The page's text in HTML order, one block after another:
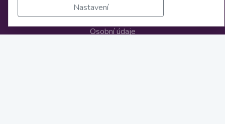
Obchodní podmínky
Osobní údaje
Nastavení